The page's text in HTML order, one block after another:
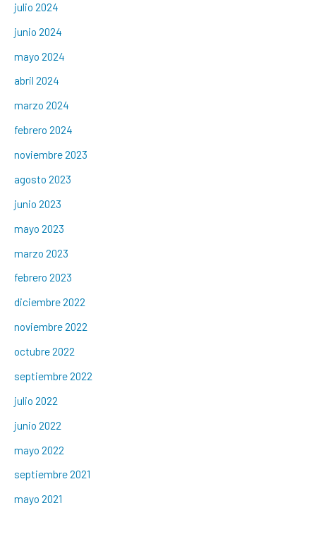
julio 2024
junio 2024
mayo 2024
abril 2024
marzo 2024
febrero 2024
noviembre 2023
agosto 2023
junio 2023
mayo 2023
marzo 2023
febrero 2023
diciembre 2022
noviembre 2022
octubre 2022
septiembre 2022
julio 2022
junio 2022
mayo 2022
septiembre 2021
mayo 2021